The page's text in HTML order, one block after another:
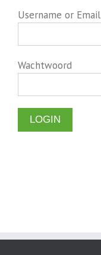
Username or Email
Wachtwoord